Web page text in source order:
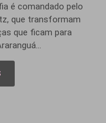
é comandado pelo
que transformam
que ficam para